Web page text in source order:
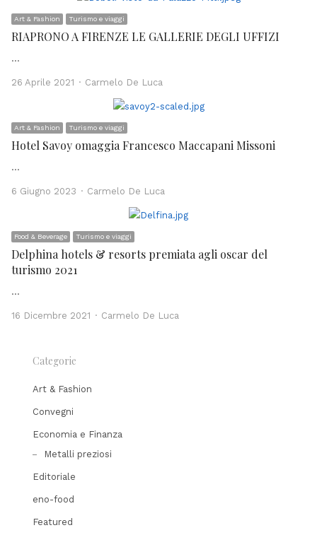
Art & Fashion Turismo e viaggi
RIAPRONO A FIRENZE LE GALLERIE DEGLI UFFIZI
…
26 Aprile 2021 Author
Carmelo De Luca
Art & Fashion Turismo e viaggi
Hotel Savoy omaggia Francesco Maccapani Missoni
…
6 Giugno 2023 Author
Carmelo De Luca
Food & Beverage Turismo e viaggi
Delphina hotels & resorts premiata agli oscar del
turismo 2021
…
16 Dicembre 2021 Author
Carmelo De Luca
Categorie
Art & Fashion
Convegni
Economia e Finanza
Metalli preziosi
Editoriale
eno-food
Featured